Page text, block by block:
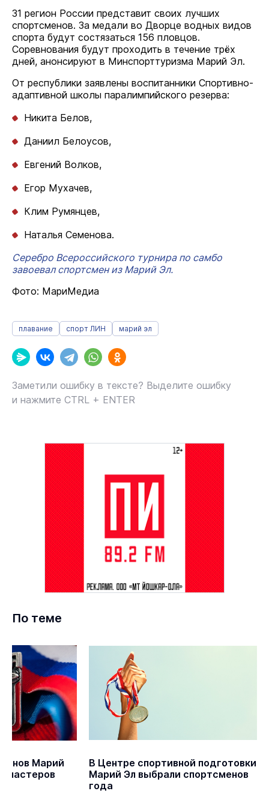
31 регион России представит своих лучших
спортсменов. За медали во Дворце водных видов
спорта будут состязаться 156 пловцов.
Соревнования будут проходить в течение трёх
дней, анонсируют в Минспорттуризма Марий Эл.
От республики заявлены воспитанники Спортивно-
адаптивной школы паралимпийского резерва:
Никита Белов,
Даниил Белоусов,
Евгений Волков,
Егор Мухачев,
Клим Румянцев,
Наталья Семенова.
Серебро Всероссийского турнира по самбо
завоевал спортсмен из Марий Эл.
Фото: МариМедиа
плавание спорт ЛИН марий эл
Заметили ошибку в тексте? Выделите ошибку
и нажмите CTRL + ENTER
По теме
Марий
мастеров
В Центре спортивной подготовки
Марий Эл выбрали спортсменов
года